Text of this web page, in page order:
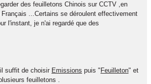
des feuilletons Chinois sur CCTV ,en
...Certains se déroulent effectivement
l'instant, je n'ai regardé que des
suffit de choisir Emissions puis " Feuilleton" et
feuilletons .